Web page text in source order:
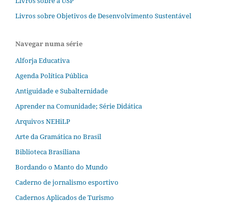
Livros sobre Objetivos de Desenvolvimento Sustentável
Navegar numa série
Alforja Educativa
Agenda Política Pública
Antiguidade e Subalternidade
Aprender na Comunidade; Série Didática
Arquivos NEHiLP
Arte da Gramática no Brasil
Biblioteca Brasiliana
Bordando o Manto do Mundo
Caderno de jornalismo esportivo
Cadernos Aplicados de Turismo